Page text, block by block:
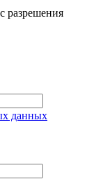
разрешения
данных